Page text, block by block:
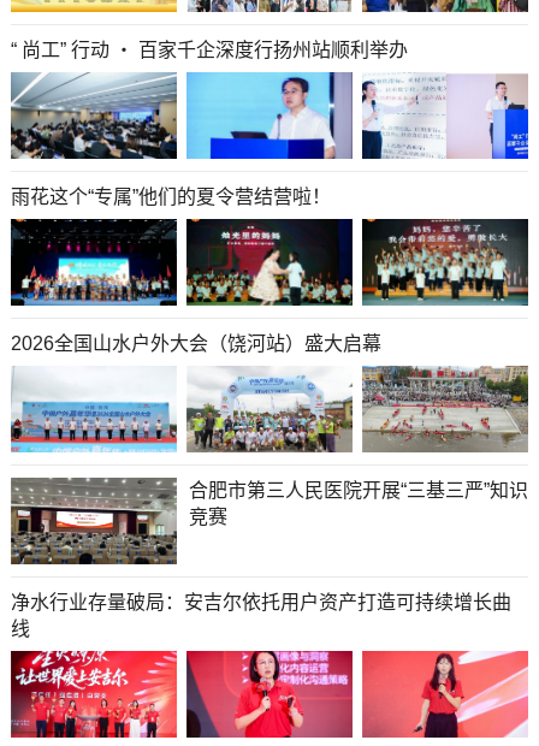
“ 尚工” 行动 ・ 百家千企深度行扬州站顺利举办
雨花这个“专属”他们的夏令营结营啦！
2026全国山水户外大会（饶河站）盛大启幕
合肥市第三人民医院开展“三基三严”知识
竞赛
净水行业存量破局：安吉尔依托用户资产打造可持续增长曲
线